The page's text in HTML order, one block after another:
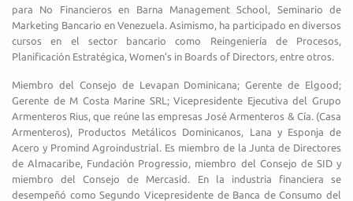
para No Financieros en Barna Management School, Seminario de
Marketing Bancario en Venezuela. Asimismo, ha participado en diversos
cursos en el sector bancario como Reingeniería de Procesos,
Planificación Estratégica, Women’s in Boards of Directors, entre otros.
Miembro del Consejo de Levapan Dominicana; Gerente de Elgood;
Gerente de M Costa Marine SRL; Vicepresidente Ejecutiva del Grupo
Armenteros Rius, que reúne las empresas José Armenteros & Cía. (Casa
Armenteros), Productos Metálicos Dominicanos, Lana y Esponja de
Acero y Promind Agroindustrial. Es miembro de la Junta de Directores
de Almacaribe, Fundación Progressio, miembro del Consejo de SID y
miembro del Consejo de Mercasid. En la industria financiera se
desempeñó como Segundo Vicepresidente de Banca de Consumo del